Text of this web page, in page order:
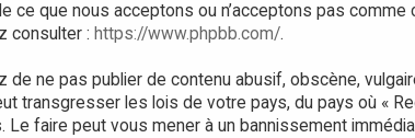
ce que nous acceptons ou n’acceptons pas
consulter : https://www.phpbb.com/.
de ne pas publier de contenu abusif, obscène,
transgresser les lois de votre pays, du pays où «
Le faire peut vous mener à un bannissement